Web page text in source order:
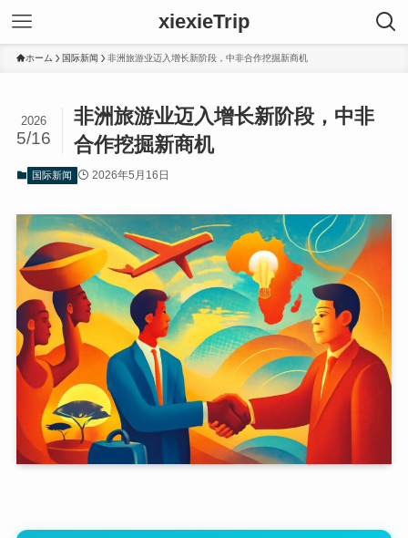
xiexieTrip
ホーム 国际新闻 非洲旅游业迈入增长新阶段，中非合作挖掘新商机
非洲旅游业迈入增长新阶段，中非
合作挖掘新商机
2026
5/16
国际新闻 2026年5月16日